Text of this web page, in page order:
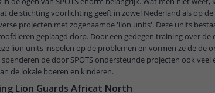
de stichting voorlichting geeft in zowel Nederland als op de
projecten met zogenaamde 'lion units'. Deze units
geplaagd dorp. Door een gedegen training over
lion units inspelen op de problemen en vormen ze de de
spenderen de door SPOTS ondersteunde projecten ook veel
de lokale boeren en kinderen.
Lion Guards Africat North